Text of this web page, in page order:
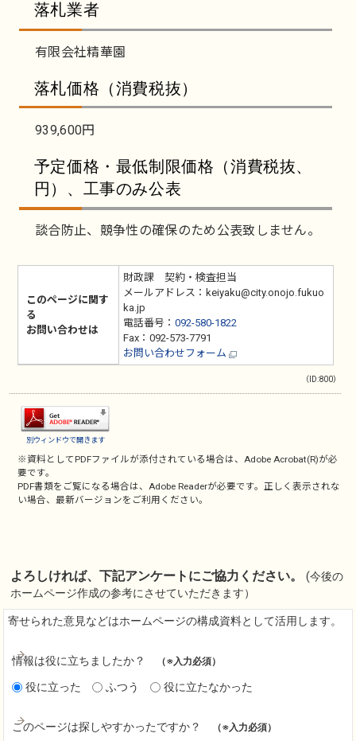
落札業者
有限会社精華園
落札価格（消費税抜）
939,600円
予定価格・最低制限価格（消費税抜、
円）、工事のみ公表
談合防止、競争性の確保のため公表致しません。
このページに関す
る
お問い合わせは
財政課 契約・検査担当
メールアドレス：keiyaku@city.onojo.fukuo
ka.jp
電話番号： 092-580-1822
Fax：092-573-7791
お問い合わせフォーム
（ID:800）
別ウィンドウで開きます
※資料としてPDFファイルが添付されている場合は、Adobe Acrobat(R)が必
要です。
PDF書類をご覧になる場合は、Adobe Readerが必要です。正しく表示されな
い場合、最新バージョンをご利用ください。